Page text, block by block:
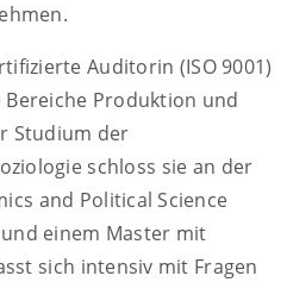
Auditorin (ISO 9001)
Produktion und
Studium der
schloss sie an der
and Political Science
einem Master mit
sich intensiv mit Fragen